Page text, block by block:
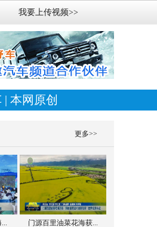
我要上传视频>>
| 本网原创